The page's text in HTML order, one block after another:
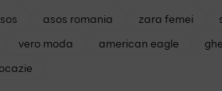
asos romania zara femei
vero moda american eagle